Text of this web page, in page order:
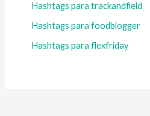
Hashtags para trackandfield
Hashtags para foodblogger
Hashtags para flexfriday